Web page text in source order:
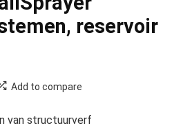
reservoir
Add to compare
van structuurverf